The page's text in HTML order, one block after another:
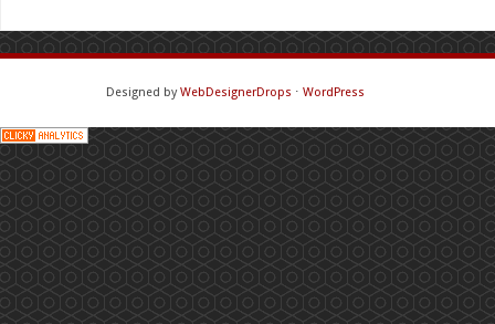
Designed byWebDesignerDrops ⋅ WordPress